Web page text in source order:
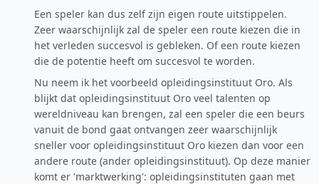
Een speler kan dus zelf zijn eigen route uitstippelen.
Zeer waarschijnlijk zal de speler een route kiezen die in
het verleden succesvol is gebleken. Of een route kiezen
die de potentie heeft om succesvol te worden.
Nu neem ik het voorbeeld opleidingsinstituut Oro. Als
blijkt dat opleidingsinstituut Oro veel talenten op
wereldniveau kan brengen, zal een speler die een beurs
vanuit de bond gaat ontvangen zeer waarschijnlijk
sneller voor opleidingsinstituut Oro kiezen dan voor een
andere route (ander opleidingsinstituut). Op deze manier
komt er 'marktwerking': opleidingsinstituten gaan met